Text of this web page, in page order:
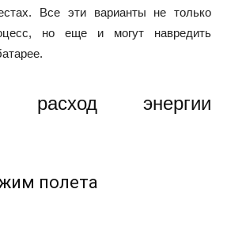
Все эти варианты не только
но еще и могут навредить
расход энергии
полета